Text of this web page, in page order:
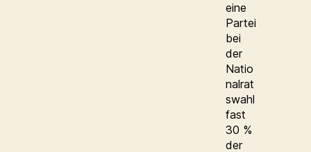
eine
Partei
bei
der
Natio
nalrat
swahl
fast
30 %
der